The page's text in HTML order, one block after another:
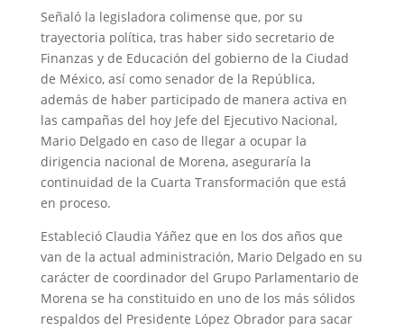
Señaló la legisladora colimense que, por su
trayectoria política, tras haber sido secretario de
Finanzas y de Educación del gobierno de la Ciudad
de México, así como senador de la República,
además de haber participado de manera activa en
las campañas del hoy Jefe del Ejecutivo Nacional,
Mario Delgado en caso de llegar a ocupar la
dirigencia nacional de Morena, aseguraría la
continuidad de la Cuarta Transformación que está
en proceso.
Estableció Claudia Yáñez que en los dos años que
van de la actual administración, Mario Delgado en su
carácter de coordinador del Grupo Parlamentario de
Morena se ha constituido en uno de los más sólidos
respaldos del Presidente López Obrador para sacar